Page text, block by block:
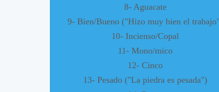
8- Aguacate
9- Bien/Bueno ("Hizo muy bien el
10- Incienso/Copal
11- Mono/mico
12- Cinco
13- Pesado ("La piedra es pesada")